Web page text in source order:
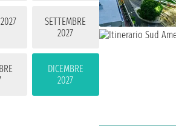
SETTEMBRE
2027
DICEMBRE
2027